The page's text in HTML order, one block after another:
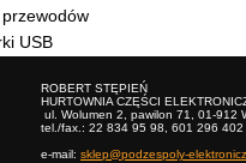
USB
ROBERT STĘPIEŃ
HURTOWNIA CZĘŚCI
ul. Wolumen 2, pawilon 71, 01-912
tel./fax.: 22 834 95 98, 601 296 402
e-mail: sklep@podzespoly-